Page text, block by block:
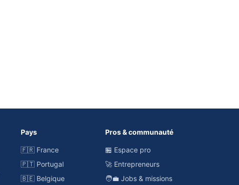
Pays
🇫🇷 France
🇵🇹 Portugal
🇧🇪 Belgique
Pros & communauté
🏪 Espace pro
🚀 Entrepreneurs
🧑‍💼 Jobs & missions